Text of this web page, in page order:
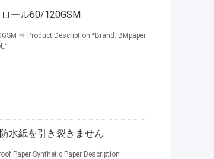
ール60/120GSM
⇒ Product Description *Brand: BMpaper
水紙を引き裂きません
Paper Synthetic Paper Description